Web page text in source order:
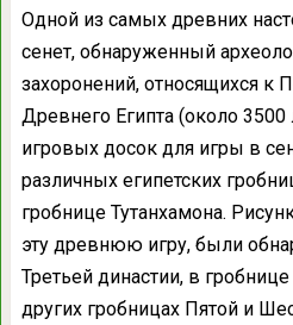
Одной из самых древних
сенет, обнаруженный
захоронений, относящихся к
Древнего Египта (около
игровых досок для игры в
различных египетских
гробнице Тутанхамона.
эту древнюю игру, были
Третьей династии, в
других гробницах Пятой и